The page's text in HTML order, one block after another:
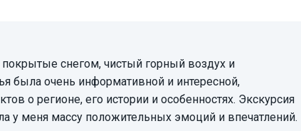
была очень информативной и интересной,
о регионе, его истории и особенностях. Экскурсия
у меня массу положительных эмоций и впечатлений.